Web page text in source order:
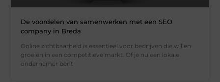
De voordelen van samenwerken met een SEO
company in Breda
Online zichtbaarheid is essentieel voor bedrijven die willen
groeien in een competitieve markt. Of je nu een lokale
ondernemer bent